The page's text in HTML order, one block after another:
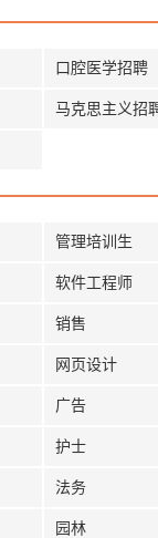
口腔医学招聘
马克思主义招
管理培训生
软件工程师
销售
网页设计
广告
护士
法务
园林